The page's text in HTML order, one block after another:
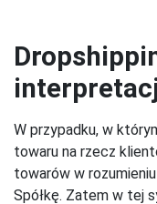
W przypadku, w
towaru na rzecz
towarów w
Spółkę. Zatem w tej